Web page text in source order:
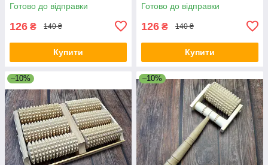
Готово до відправки
126 ₴ 140 ₴
Купити
Готово до відправки
126 ₴ 140 ₴
Купити
–10% –10%